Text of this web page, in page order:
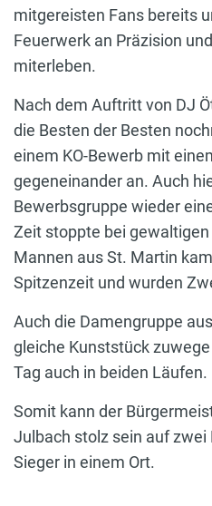
mitgereisten Fans bereits
Feuerwerk an Präzision
miterleben.
Nach dem Auftritt von DJ
die Besten der Besten
einem KO-Bewerb mit
gegeneinander an. Auch
Bewerbsgruppe wieder
Zeit stoppte bei
Mannen aus St. Martin
Spitzenzeit und wurden
Auch die Damengruppe
gleiche Kunststück
Tag auch in beiden Läufen.
Somit kann der
Julbach stolz sein auf zwei
Sieger in einem Ort.